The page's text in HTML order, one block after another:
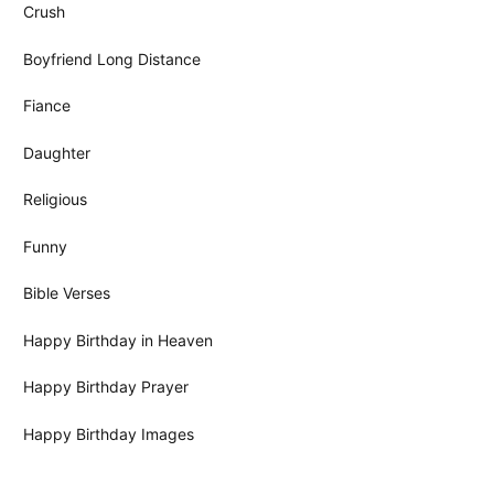
Crush
Boyfriend Long Distance
Fiance
Daughter
Religious
Funny
Bible Verses
Happy Birthday in Heaven
Happy Birthday Prayer
Happy Birthday Images